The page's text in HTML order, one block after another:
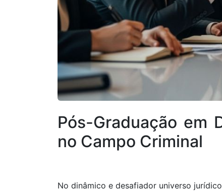
Pós-Graduação em
no Campo Criminal
No dinâmico e desafiador universo